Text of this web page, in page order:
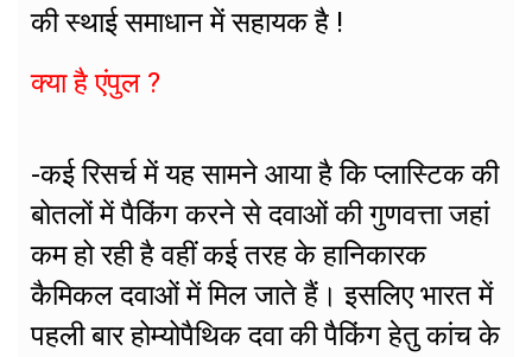
की स्थाई समाधान में सहायक है !
क्या है एंपुल ?
-कई रिसर्च में यह सामने आया है कि प्लास्टिक की
बोतलों में पैकिंग करने से दवाओं की गुणवत्ता जहां
कम हो रही है वहीं कई तरह के हानिकारक
कैमिकल दवाओं में मिल जाते हैं। इसलिए भारत में
पहली बार होम्योपैथिक दवा की पैकिंग हेतु कांच के